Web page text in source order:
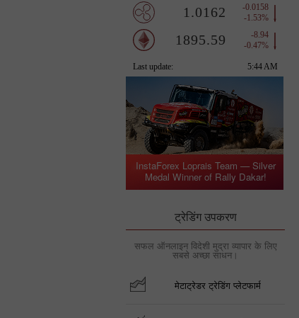
InstaForex Loprais Team — Silver
Medal Winner of Rally Dakar!
ट्रेडिंग उपकरण
सफल ऑनलाइन विदेशी मुद्रा व्यापार के लिए
सबसे अच्छा साधन।
मेटाट्रेडर ट्रेडिंग प्लेटफार्म